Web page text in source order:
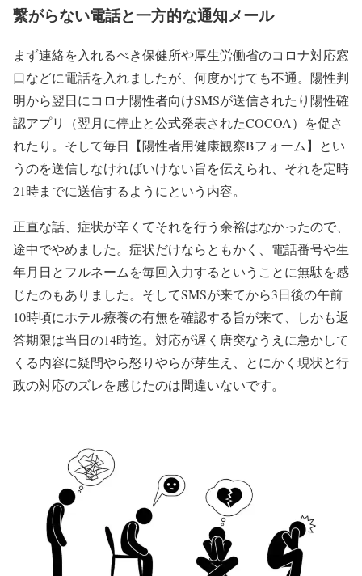
繋がらない電話と一方的な通知メール
まず連絡を入れるべき保健所や厚生労働省のコロナ対応窓
口などに電話を入れましたが、何度かけても不通。陽性判
明から翌日にコロナ陽性者向けSMSが送信されたり陽性確
認アプリ（翌月に停止と公式発表されたCOCOA）を促さ
れたり。そして毎日【陽性者用健康観察Bフォーム】とい
うのを送信しなければいけない旨を伝えられ、それを定時
21時までに送信するようにという内容。
正直な話、症状が辛くてそれを行う余裕はなかったので、
途中でやめました。症状だけならともかく、電話番号や生
年月日とフルネームを毎回入力するということに無駄を感
じたのもありました。そしてSMSが来てから3日後の午前
10時頃にホテル療養の有無を確認する旨が来て、しかも返
答期限は当日の14時迄。対応が遅く唐突なうえに急かして
くる内容に疑問やら怒りやらが芽生え、とにかく現状と行
政の対応のズレを感じたのは間違いないです。